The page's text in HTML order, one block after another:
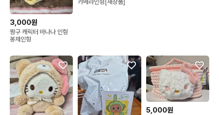
3,000원
짱구 캐릭터 바나나 인형
봉제인형
카메라인형[새상품]
5,000원